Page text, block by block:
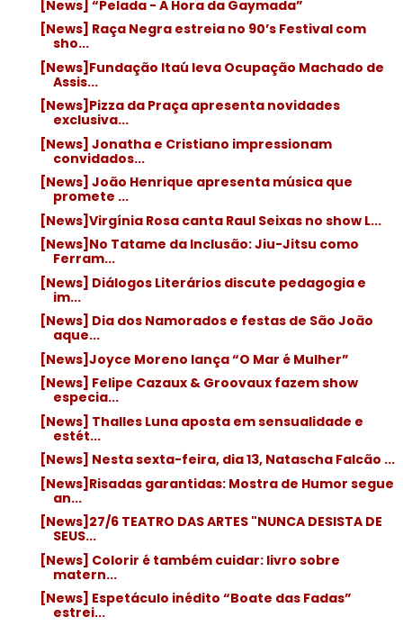
[News] “Pelada - A Hora da Gaymada”
[News] Raça Negra estreia no 90’s Festival com
sho...
[News]Fundação Itaú leva Ocupação Machado de
Assis...
[News]Pizza da Praça apresenta novidades
exclusiva...
[News] Jonatha e Cristiano impressionam
convidados...
[News] João Henrique apresenta música que
promete ...
[News]Virgínia Rosa canta Raul Seixas no show L...
[News]No Tatame da Inclusão: Jiu-Jitsu como
Ferram...
[News] Diálogos Literários discute pedagogia e
im...
[News] Dia dos Namorados e festas de São João
aque...
[News]Joyce Moreno lança “O Mar é Mulher”
[News] Felipe Cazaux & Groovaux fazem show
especia...
[News] Thalles Luna aposta em sensualidade e
estét...
[News] Nesta sexta-feira, dia 13, Natascha Falcão ...
[News]Risadas garantidas: Mostra de Humor segue
an...
[News]27/6 TEATRO DAS ARTES "NUNCA DESISTA DE
SEUS...
[News] Colorir é também cuidar: livro sobre
matern...
[News] Espetáculo inédito “Boate das Fadas”
estrei...